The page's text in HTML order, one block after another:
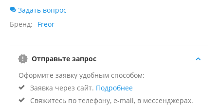
Задать вопрос
Бренд
Freor
Отправьте запрос
Оформите заявку удобным способом:
Заявка через сайт. Подробнее
Свяжитесь по телефону, e-mail, в мессенджерах.